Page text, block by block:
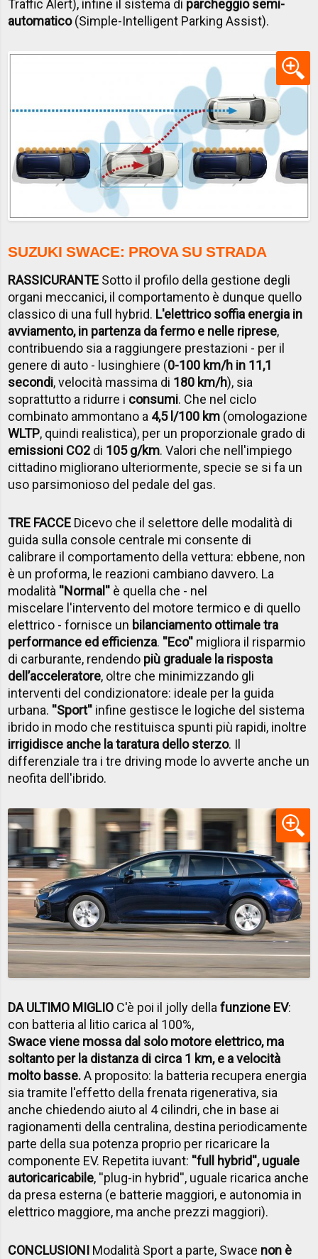
Traffic Alert), infine il sistema di parcheggio semi-
automatico(Simple-Intelligent Parking Assist).
SUZUKI SWACE: PROVA SU STRADA
RASSICURANTE Sotto il profilo della gestione degli
organi meccanici, il comportamento è dunque quello
classico di una full hybrid. L'elettrico soffia energia in
avviamento, in partenza da fermo e nelle riprese,
contribuendo sia a raggiungere prestazioni - per il
genere di auto - lusinghiere (0-100 km/h in 11,1
secondi, velocità massima di 180 km/h), sia
soprattutto a ridurre i consumi. Che nel ciclo
combinato ammontano a 4,5 l/100 km (omologazione
WLTP, quindi realistica), per un proporzionale grado di
emissioni CO2 di 105 g/km. Valori che nell'impiego
cittadino migliorano ulteriormente, specie se si fa un
uso parsimonioso del pedale del gas.
TRE FACCE Dicevo che il selettore delle modalità di
guida sulla console centrale mi consente di
calibrare il comportamento della vettura: ebbene, non
è un proforma, le reazioni cambiano davvero. La
modalità ''Normal'' è quella che - nel
miscelare l'intervento del motore termico e di quello
elettrico - fornisce un bilanciamento ottimale tra
performance ed efficienza. ''Eco'' migliora il risparmio
di carburante, rendendo più graduale la risposta
dell’acceleratore, oltre che minimizzando gli
interventi del condizionatore: ideale per la guida
urbana. ''Sport'' infine gestisce le logiche del sistema
ibrido in modo che restituisca spunti più rapidi, inoltre
irrigidisce anche la taratura dello sterzo. Il
differenziale tra i tre driving mode lo avverte anche un
neofita dell'ibrido.
DA ULTIMO MIGLIO C'è poi il jolly dellafunzione EV:
con batteria al litio carica al 100%,
Swace viene mossa dal solo motore elettrico, ma
soltanto per la distanza di circa 1 km, e a velocità
molto basse.A proposito: la batteria recupera energia
sia tramite l'effetto della frenata rigenerativa, sia
anche chiedendo aiuto al 4 cilindri, che in base ai
ragionamenti della centralina, destina periodicamente
parte della sua potenza proprio per ricaricare la
componente EV. Repetita iuvant: ''full hybrid'', uguale
autoricaricabile, ''plug-in hybrid'', uguale ricarica anche
da presa esterna (e batterie maggiori, e autonomia in
elettrico maggiore, ma anche prezzi maggiori).
CONCLUSIONI Modalità Sport a parte, Swace non è